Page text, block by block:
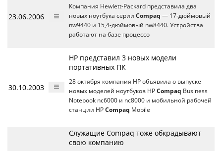
23.06.2006
Компания Hewlett-Packard представила два
новых ноутбука серии Compaq — 17-дюймовый
nw9440 и 15,4-дюймовый nw8440. Устройства
работают на базе процессо
30.10.2003
HP представил 3 новых модели
портативных ПК
28 октября компания HP объявила о выпуске
новых моделей ноутбуков HP Compaq Business
Notebook nc6000 и nc8000 и мобильной рабочей
станции HP Compaq Mobile
Служащие Compaq тоже обкрадывают
свою компанию